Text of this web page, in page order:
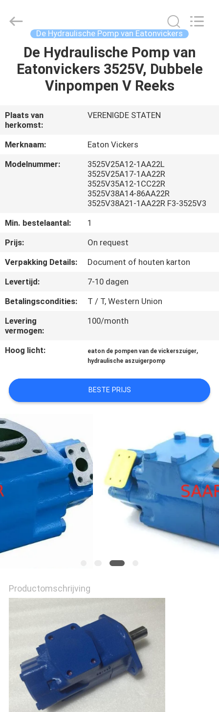
HUIS
PRODUCTEN
ONGEVEER
ONS
FABRIEKSREIS
KWALITEITSCONTROLE
CONTACTEER
ONS
OM EEN
CITAAT
SITEMAP
POLICY
Electronic
Limited.
De Hydraulische Pomp van Eatonvickers
De Hydraulische Pomp van
Eatonvickers 3525V, Dubbele
Vinpompen V Reeks
Plaats van
herkomst:
VERENIGDE STATEN
Merknaam:
Eaton Vickers
Modelnummer:
3525V25A12-1AA22L
3525V25A17-1AA22R
3525V35A12-1CC22R
3525V38A14-86AA22R
3525V38A21-1AA22R F3-3525V3
Min. bestelaantal:
1
Prijs:
On request
Verpakking Details:
Document of houten karton
Levertijd:
7-10 dagen
Betalingscondities:
T / T, Western Union
Levering
vermogen:
100/month
Hoog licht: eaton de pompen van de vickerszuiger,
hydraulische aszuigerpomp
BESTE PRIJS
Productomschrijving